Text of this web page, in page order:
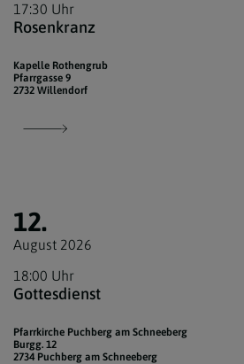
17:30 Uhr
Rosenkranz
Kapelle Rothengrub
Pfarrgasse 9
2732 Willendorf
12.
August 2026
18:00 Uhr
Gottesdienst
Pfarrkirche Puchberg am Schneeberg
Burgg. 12
2734 Puchberg am Schneeberg